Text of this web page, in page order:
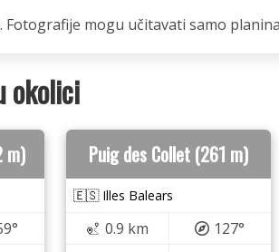
Fotografije mogu učitavati samo
okolici
m) Puig des Collet (261 m)
🇪🇸 Illes Balears
0.9 km
127°